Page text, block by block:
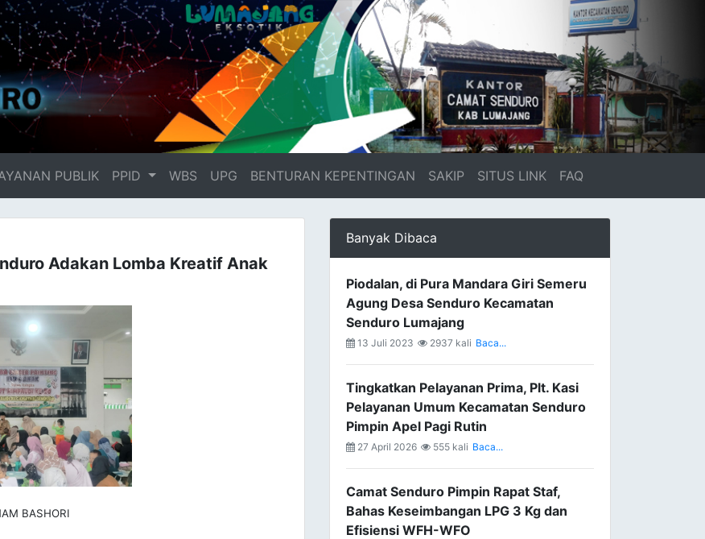
PUBLIK PPID WBS UPG BENTURAN KEPENTINGAN SAKIP SITUS LINK FAQ
Adakan Lomba Kreatif Anak
BASHORI
Banyak Dibaca
Piodalan, di Pura Mandara Giri Semeru
Agung Desa Senduro Kecamatan
Senduro Lumajang
13 Juli 2023 2937 kali Baca...
Tingkatkan Pelayanan Prima, Plt. Kasi
Pelayanan Umum Kecamatan Senduro
Pimpin Apel Pagi Rutin
27 April 2026 555 kali Baca...
Camat Senduro Pimpin Rapat Staf,
Bahas Keseimbangan LPG 3 Kg dan
Efisiensi WFH-WFO